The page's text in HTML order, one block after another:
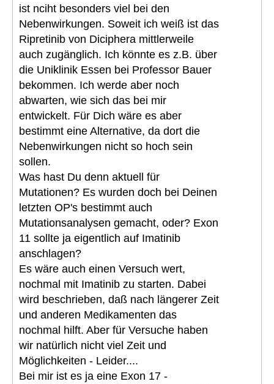
ist nciht besonders viel bei den
Nebenwirkungen. Soweit ich weiß ist das
Ripretinib von Diciphera mittlerweile
auch zugänglich. Ich könnte es z.B. über
die Uniklinik Essen bei Professor Bauer
bekommen. Ich werde aber noch
abwarten, wie sich das bei mir
entwickelt. Für Dich wäre es aber
bestimmt eine Alternative, da dort die
Nebenwirkungen nicht so hoch sein
sollen.
Was hast Du denn aktuell für
Mutationen? Es wurden doch bei Deinen
letzten OP's bestimmt auch
Mutationsanalysen gemacht, oder? Exon
11 sollte ja eigentlich auf Imatinib
anschlagen?
Es wäre auch einen Versuch wert,
nochmal mit Imatinib zu starten. Dabei
wird beschrieben, daß nach längerer Zeit
und anderen Medikamenten das
nochmal hilft. Aber für Versuche haben
wir natürlich nicht viel Zeit und
Möglichkeiten - Leider....
Bei mir ist es ja eine Exon 17 -